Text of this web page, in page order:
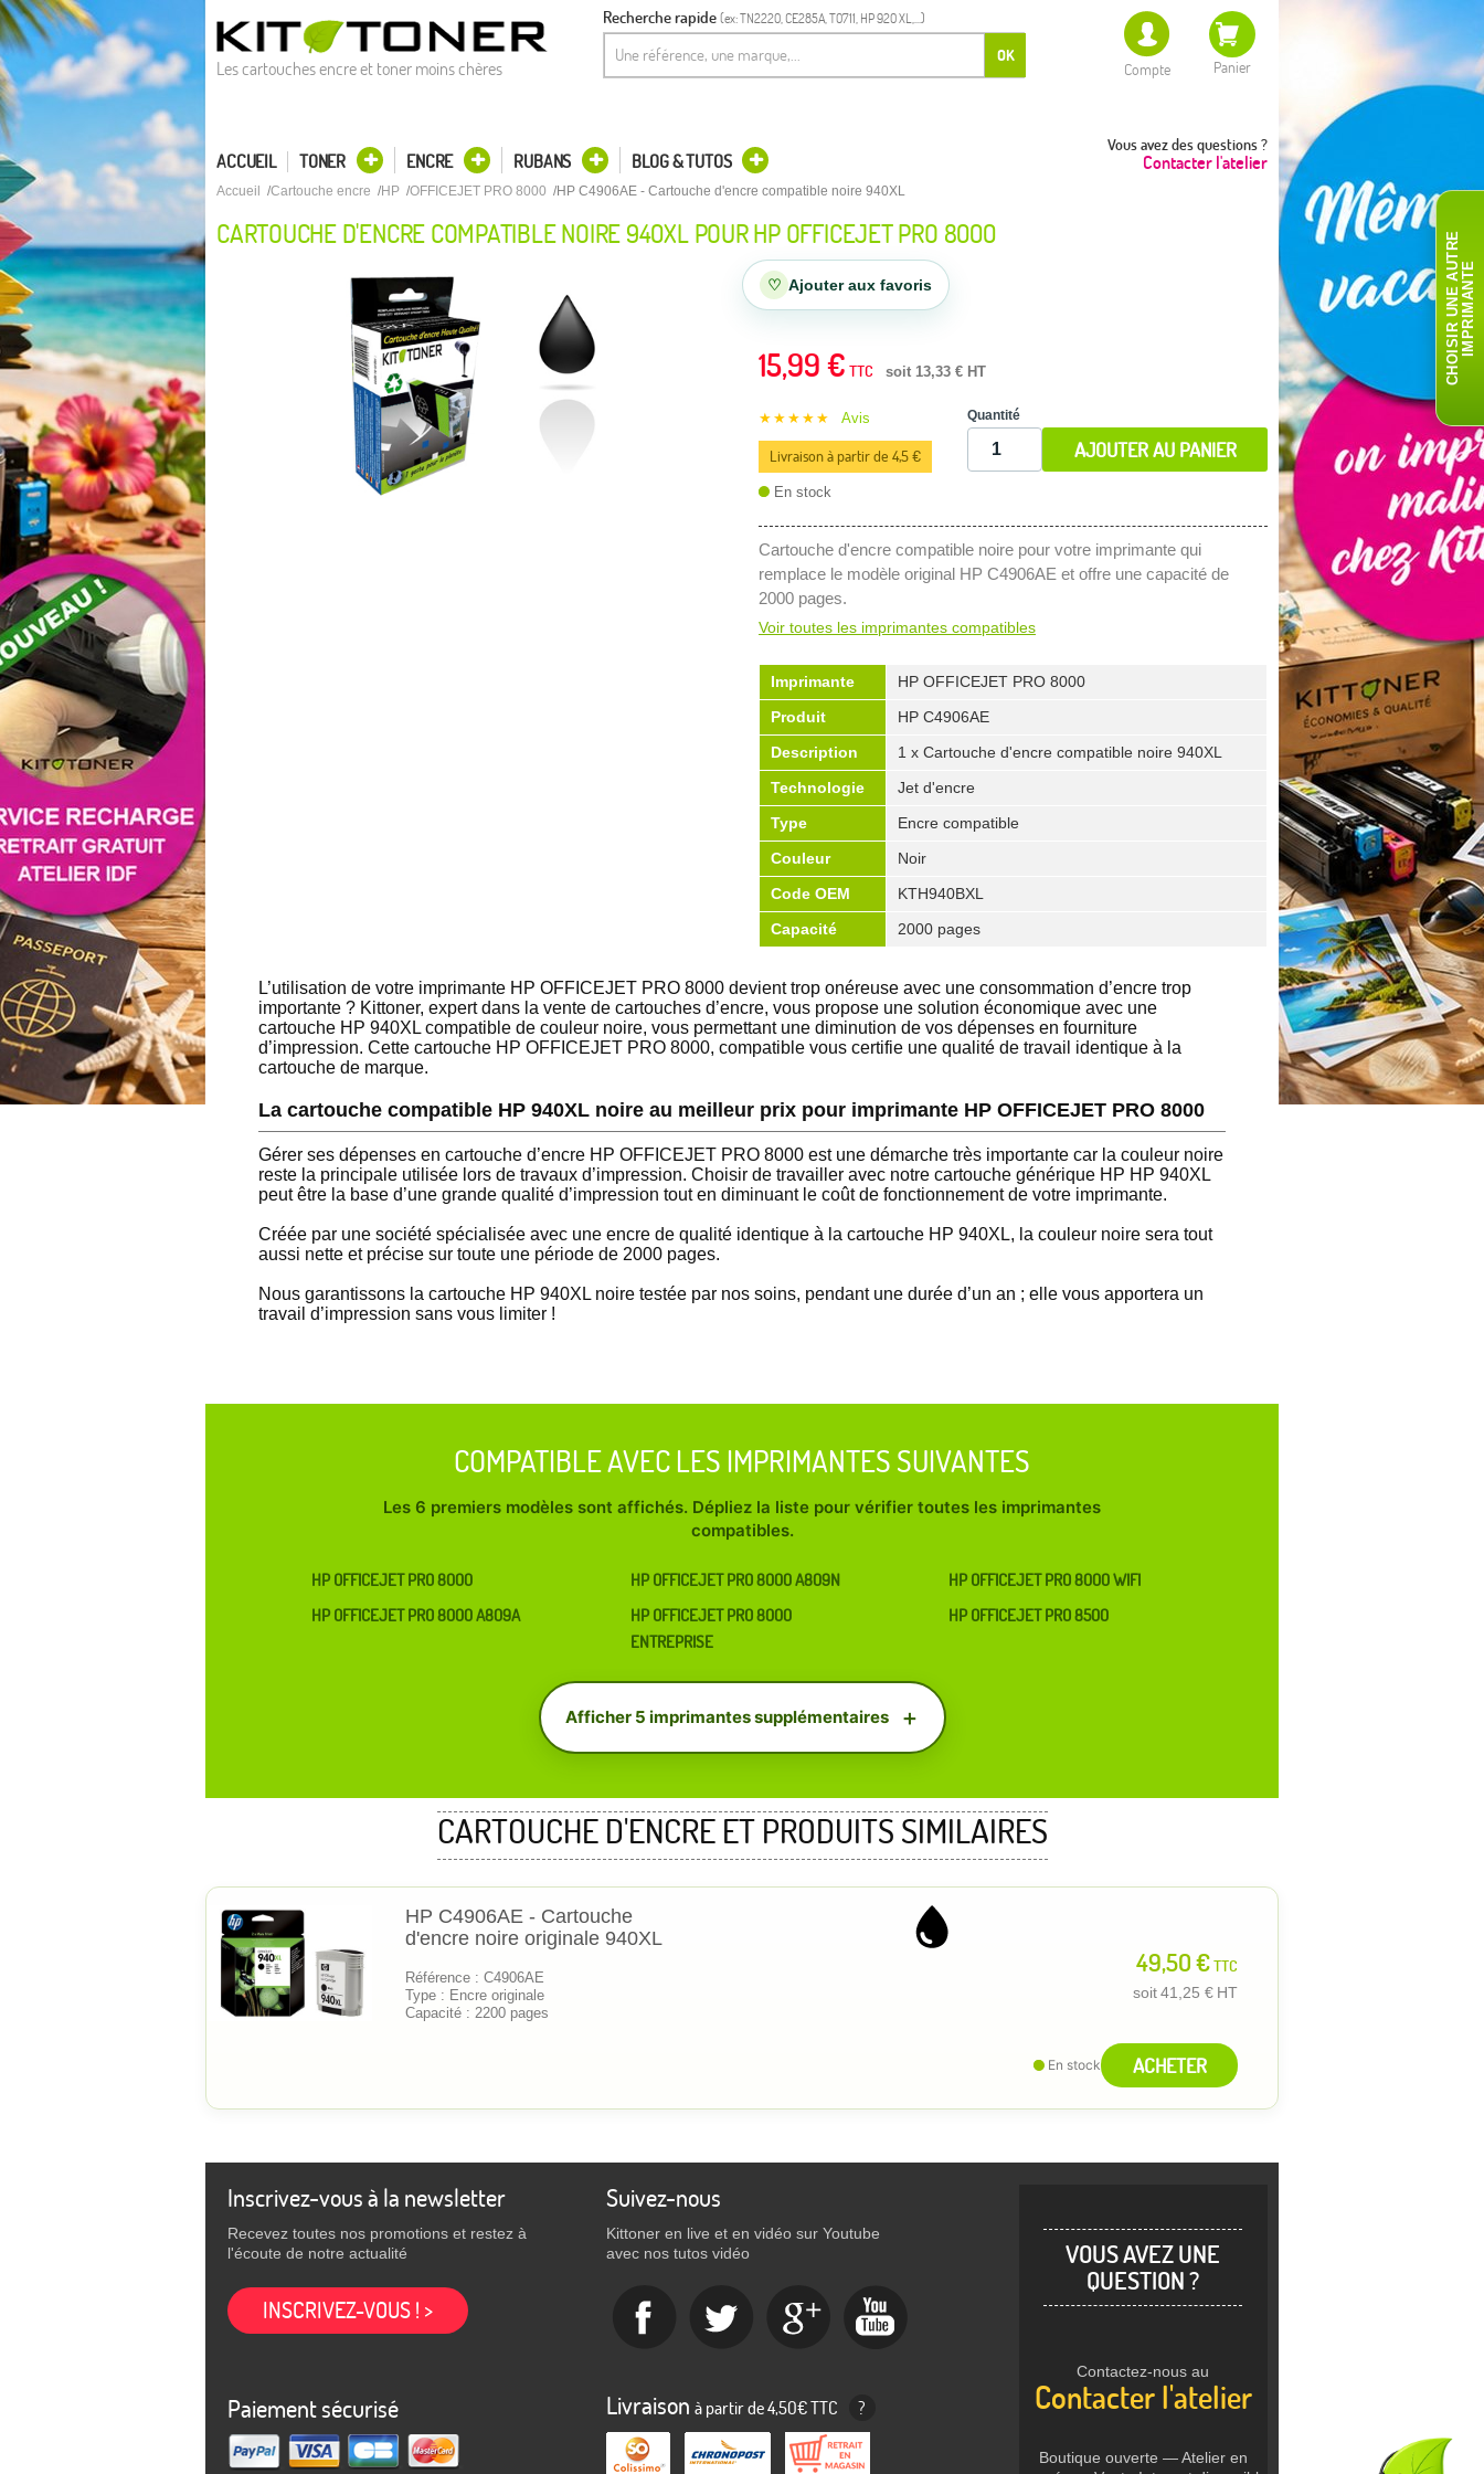
Les cartouches encre et toner moins chères
Recherche rapide (ex: TN2220, CE285A, T0711, HP 920 XL,...)
OK
Compte Panier
Vous avez des questions ?
Contacter l'atelier
ACCUEIL TONER ENCRE RUBANS BLOG & TUTOS
Accueil Cartouche encre HP OFFICEJET PRO 8000 HP C4906AE - Cartouche d'encre compatible noire 940XL
CARTOUCHE D'ENCRE COMPATIBLE NOIRE 940XL POUR HP OFFICEJET PRO 8000
♡ Ajouter aux favoris
15,99 € TTC soit 13,33 € HT
★★★★★ Avis
Livraison à partir de 4,5 €
En stock
Quantité
AJOUTER AU PANIER
Cartouche d'encre compatible noire pour votre imprimante qui
remplace le modèle original HP C4906AE et offre une capacité de
2000 pages.
Voir toutes les imprimantes compatibles
Imprimante
HP OFFICEJET PRO 8000
Produit
HP C4906AE
Description
1 x Cartouche d'encre compatible noire 940XL
Technologie
Jet d'encre
Type
Encre compatible
Couleur
Noir
Code OEM
KTH940BXL
Capacité
2000 pages
L’utilisation de votre imprimante HP OFFICEJET PRO 8000 devient trop onéreuse avec une consommation d’encre trop
importante ? Kittoner, expert dans la vente de cartouches d’encre, vous propose une solution économique avec une
cartouche HP 940XL compatible de couleur noire, vous permettant une diminution de vos dépenses en fourniture
d’impression. Cette cartouche HP OFFICEJET PRO 8000, compatible vous certifie une qualité de travail identique à la
cartouche de marque.
La cartouche compatible HP 940XL noire au meilleur prix pour imprimante HP OFFICEJET PRO 8000
Gérer ses dépenses en cartouche d’encre HP OFFICEJET PRO 8000 est une démarche très importante car la couleur noire
reste la principale utilisée lors de travaux d’impression. Choisir de travailler avec notre cartouche générique HP HP 940XL
peut être la base d’une grande qualité d’impression tout en diminuant le coût de fonctionnement de votre imprimante.
Créée par une société spécialisée avec une encre de qualité identique à la cartouche HP 940XL, la couleur noire sera tout
aussi nette et précise sur toute une période de 2000 pages.
Nous garantissons la cartouche HP 940XL noire testée par nos soins, pendant une durée d’un an ; elle vous apportera un
travail d’impression sans vous limiter !
COMPATIBLE AVEC LES IMPRIMANTES SUIVANTES
Les 6 premiers modèles sont affichés. Dépliez la liste pour vérifier toutes les imprimantes
compatibles.
HP OFFICEJET PRO 8000
HP OFFICEJET PRO 8000 A809A
HP OFFICEJET PRO 8000 A809N
HP OFFICEJET PRO 8000
ENTREPRISE
HP OFFICEJET PRO 8000 WIFI
HP OFFICEJET PRO 8500
Afficher 5 imprimantes supplémentaires
CARTOUCHE D'ENCRE ET PRODUITS SIMILAIRES
HP C4906AE - Cartouche
d'encre noire originale 940XL
Référence : C4906AE
Type : Encre originale
Capacité : 2200 pages
49,50 €TTC
soit41,25 € HT
En stock ACHETER
Inscrivez-vous à la newsletter
Recevez toutes nos promotions et restez à
l'écoute de notre actualité
INSCRIVEZ-VOUS ! >
Paiement sécurisé
Suivez-nous
Kittoner en live et en vidéo sur Youtube
avec nos tutos vidéo
Livraison à partir de 4,50€ TTC ?
VOUS AVEZ UNE
QUESTION ?
Contactez-nous au
Contacter l'atelier
Boutique ouverte — Atelier en
C
H
O
I
S
I
R
U
N
E
AU
T
R
E
I
M
P
R
I
M
A
N
TE